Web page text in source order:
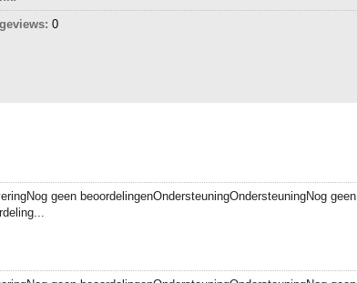
0
geen beoordelingenOndersteuningOndersteuningNog geen